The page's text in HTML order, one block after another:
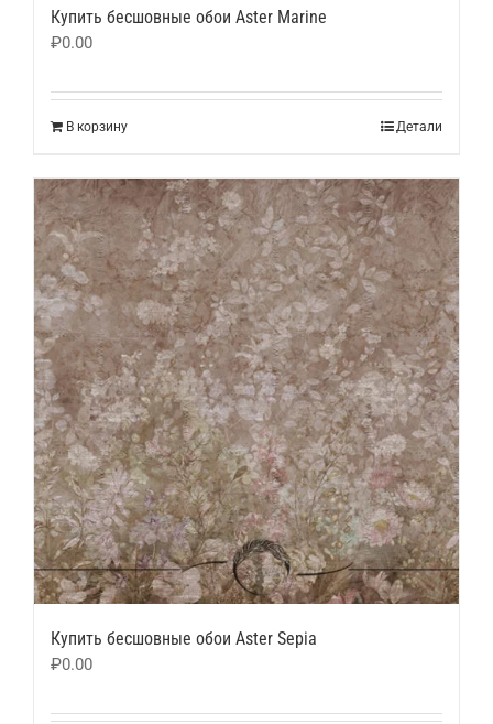
Купить бесшовные обои Aster Marine
₽0.00
В корзину Детали
Купить бесшовные обои Aster Sepia
₽0.00